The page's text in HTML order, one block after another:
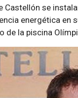
Castellón se
energética en
de la piscina